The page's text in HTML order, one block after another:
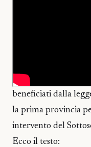
beneficiati dalla
la prima provincia
intervento del
Ecco il testo: